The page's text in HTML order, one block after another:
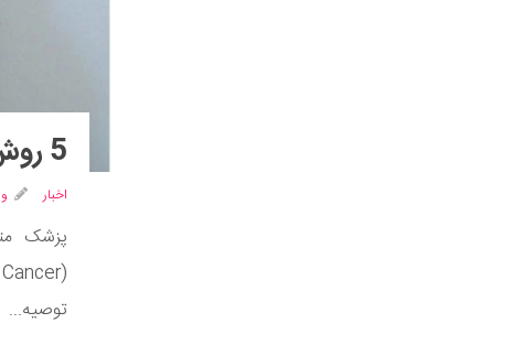
5 روش درمان سرطان معده
اخبار
پزشک
توصیه...